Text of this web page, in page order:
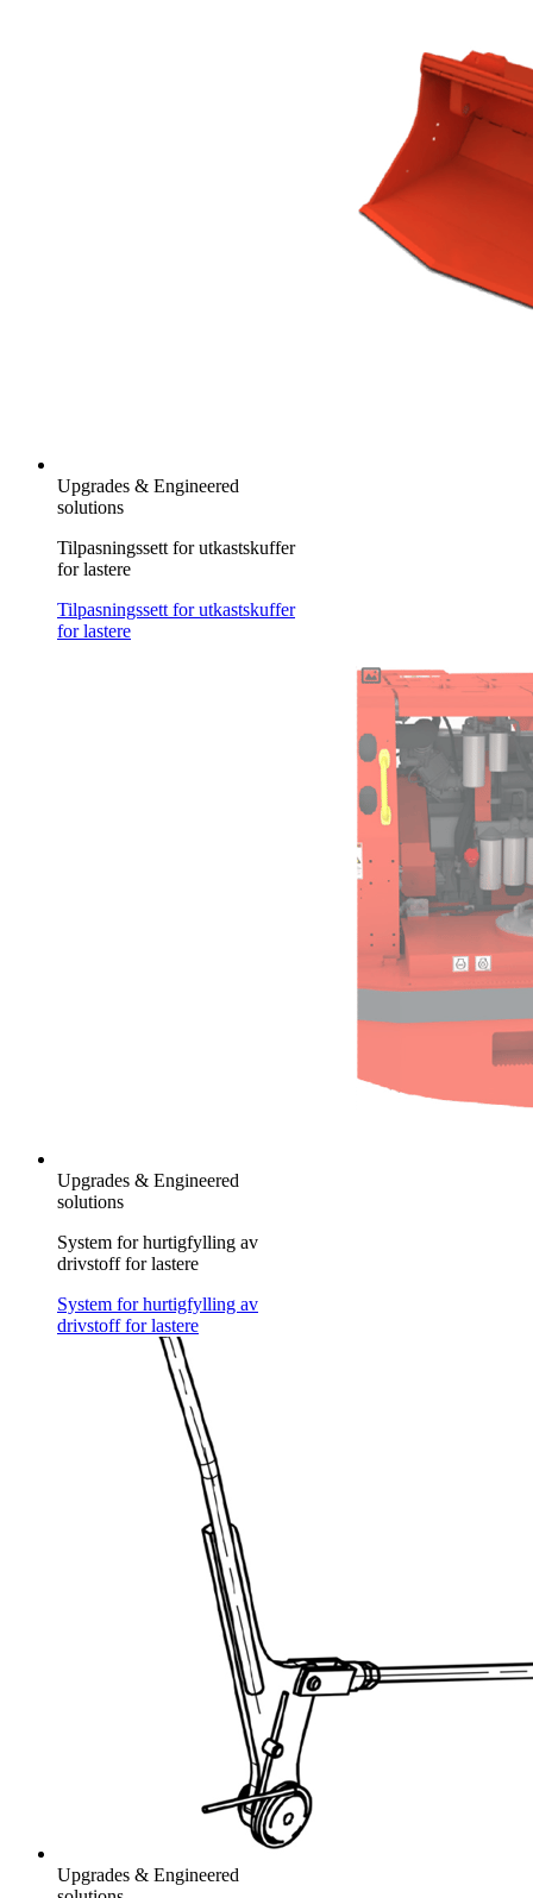
Upgrades & Engineered
solutions
Tilpasningssett for utkastskuffer
for lastere
Tilpasningssett for utkastskuffer
for lastere
Upgrades & Engineered
solutions
System for hurtigfylling av
drivstoff for lastere
System for hurtigfylling av
drivstoff for lastere
Upgrades & Engineered